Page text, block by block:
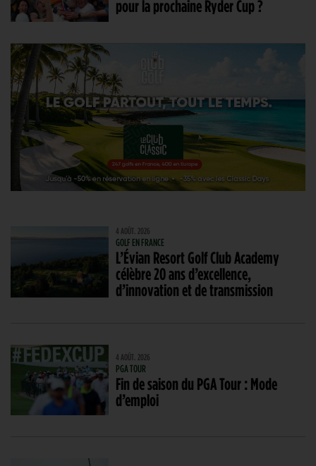
pour la prochaine Ryder Cup ?
4 AOÛT. 2026
GOLF EN FRANCE
L’Évian Resort Golf Club Academy
célèbre 20 ans d’excellence,
d’innovation et de transmission
4 AOÛT. 2026
PGA TOUR
Fin de saison du PGA Tour : Mode
d’emploi